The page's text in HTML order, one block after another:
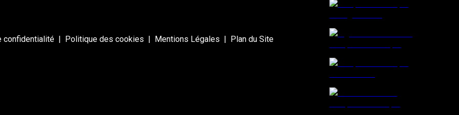
confidentialité | Politique des cookies | Mentions Légales | Plan du Site